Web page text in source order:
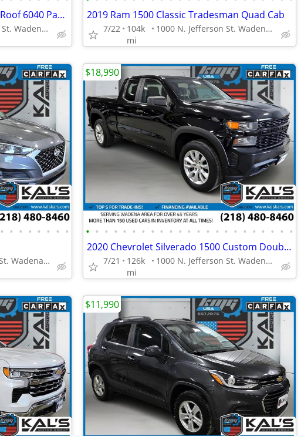
2015 Ford Transit 150 Van Low Roof 6040 Pass 148-in WB
1000 N. Jefferson St. Wadena, MN 56482
2019 Ram 1500 Classic Tradesman Quad Cab
7/22
104k
mi
1000 N. Jefferson St. Wadena, MN 56482
• • • • • • • •
1000 N. Jefferson St. Wadena, MN 56482
• • • • • • • • • • • • • • • • • • • • • • •
2020 Chevrolet Silverado 1500 Custom Double Cab
7/21
126k
mi
1000 N. Jefferson St. Wadena, MN 56482
$18,990
$11,990